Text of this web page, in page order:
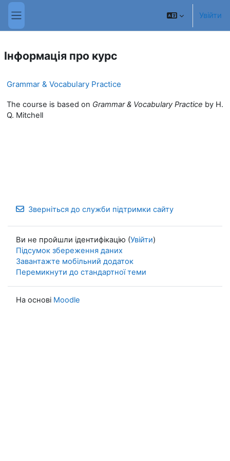
Перейти до головного вмісту
Бокова панель
Увійти
Інформація про курс
Grammar & Vocabulary Practice
The course is based on Grammar & Vocabulary Practice by H.
Q. Mitchell
Зверніться до служби підтримки сайту
Ви не пройшли ідентифікацію (Увійти)
Підсумок збереження даних
Завантажте мобільний додаток
Перемикнути до стандартної теми
На основі Moodle